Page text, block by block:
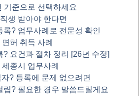
기준으로 선택하세요
생 받아야 한다면
록? 업무사례로 전문성 확인
허 취득 사례
? 요건과 절차 정리 [26년 수정]
종시 업무사례
? 등록에 문제 없으려면
립? 필요한 경우 말씀드릴게요